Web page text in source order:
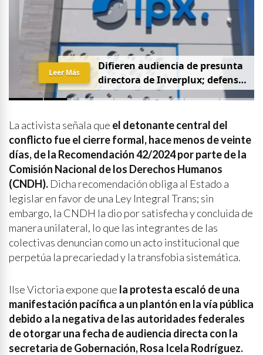
Difieren audiencia de presunta
directora deInverplux; defensa
pidequeseaprivadaysin
Leer Más
La activista señala que el detonante central del
conflicto fue el cierre formal, hace menos de veinte
días, de la Recomendación 42/2024 por parte de la
Comisión Nacional de los Derechos Humanos
(CNDH). Dicha recomendación obliga al Estado a
legislar en favor de una Ley Integral Trans; sin
embargo, la CNDH la dio por satisfecha y concluida de
manera unilateral, lo que las integrantes de las
colectivas denuncian como un acto institucional que
perpetúa la precariedad y la transfobia sistemática.
Ilse Victoria expone que la protesta escaló de una
manifestación pacífica a un plantón en la vía pública
debido a la negativa de las autoridades federales
de otorgar una fecha de audiencia directa con la
secretaria de Gobernación, Rosa Icela Rodríguez.